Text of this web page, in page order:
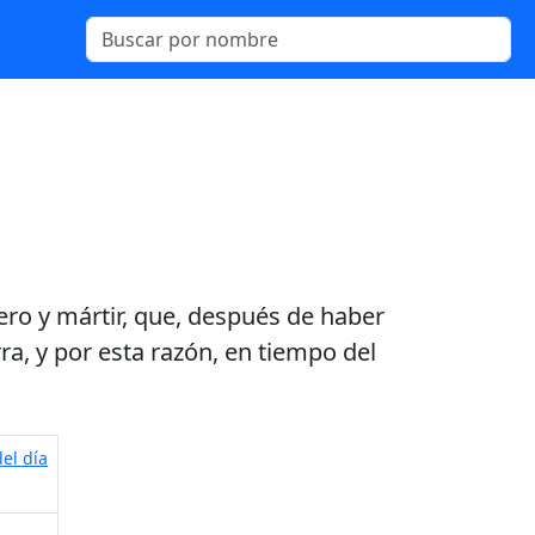
y mártir, que, después de haber
y por esta razón, en tiempo del
día